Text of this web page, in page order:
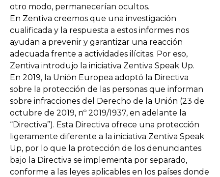
otro modo, permanecerían ocultos.
En Zentiva creemos que una investigación
cualificada y la respuesta a estos informes nos
ayudan a prevenir y garantizar una reacción
adecuada frente a actividades ilícitas. Por eso,
Zentiva introdujo la iniciativa Zentiva Speak Up.
En 2019, la Unión Europea adoptó la Directiva
sobre la protección de las personas que informan
sobre infracciones del Derecho de la Unión (23 de
octubre de 2019, nº 2019/1937, en adelante la
“Directiva”). Esta Directiva ofrece una protección
ligeramente diferente a la iniciativa Zentiva Speak
Up, por lo que la protección de los denunciantes
bajo la Directiva se implementa por separado,
conforme a las leyes aplicables en los países donde